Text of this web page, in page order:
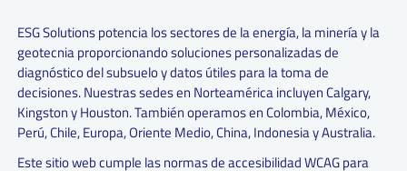
ESG Solutions potencia los sectores de la energía, la minería y la
geotecnia proporcionando soluciones personalizadas de
diagnóstico del subsuelo y datos útiles para la toma de
decisiones. Nuestras sedes en Norteamérica incluyen Calgary,
Kingston y Houston. También operamos en Colombia, México,
Perú, Chile, Europa, Oriente Medio, China, Indonesia y Australia.
Este sitio web cumple las normas de accesibilidad WCAG para